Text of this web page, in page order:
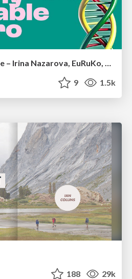
Evolution of real-time – Irina Nazarova, EuRuKo, 2024
9 1.5k
188 29k